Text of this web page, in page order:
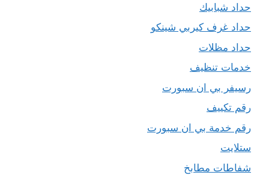
حداد شبابيك
حداد غرف كيربي شينكو
حداد مظلات
خدمات تنظيف
رسيفر بي ان سبورت
رقم تكييف
رقم خدمة بي ان سبورت
ستلايت
شفاطات مطابخ